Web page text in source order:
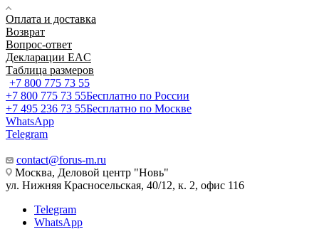
Оплата и доставка
Возврат
Вопрос-ответ
Декларации EAC
Таблица размеров
+7 800 775 73 55
+7 800 775 73 55Бесплатно по России
+7 495 236 73 55Бесплатно по Москве
WhatsApp
Telegram
contact@forus-m.ru
Москва, Деловой центр "Новь"
ул. Нижняя Красносельская, 40/12, к. 2, офис 116
Telegram
WhatsApp